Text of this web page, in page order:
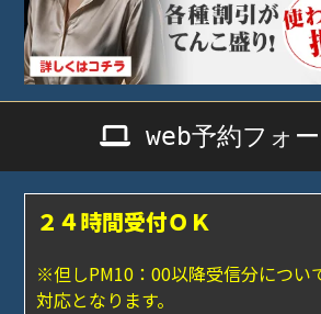
web予約フォ
２４時間受付ＯＫ
※但しPM10：00以降受信分につい
対応となります。